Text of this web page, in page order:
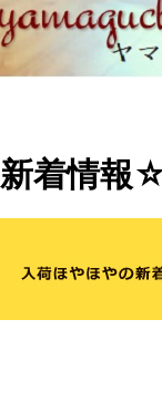
新着情